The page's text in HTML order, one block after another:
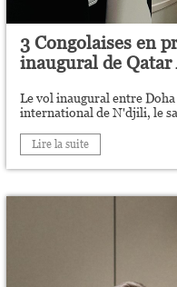
3 Congolaises en
inaugural de Qatar
Le vol inaugural entre
international de N'djili, le
Lire la suite